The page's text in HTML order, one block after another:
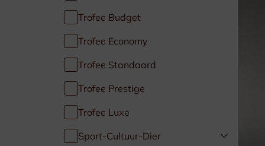
Specials
Voetbal
Trofee Budget
Trofee Economy
Trofee Standaard
Trofee Prestige
Trofee Luxe
Sport-Cultuur-Dier